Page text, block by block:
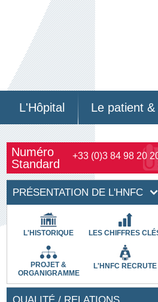
L'Hôpital Le patient
Numéro
Standard
+33 (0)3 84 98 20
PRÉSENTATION DE L'HNFC
L'HISTORIQUE LES CHIFFRES
PROJET &
ORGANIGRAMME
L'HNFC RECRUTE
QUALITÉ / RELATIONS